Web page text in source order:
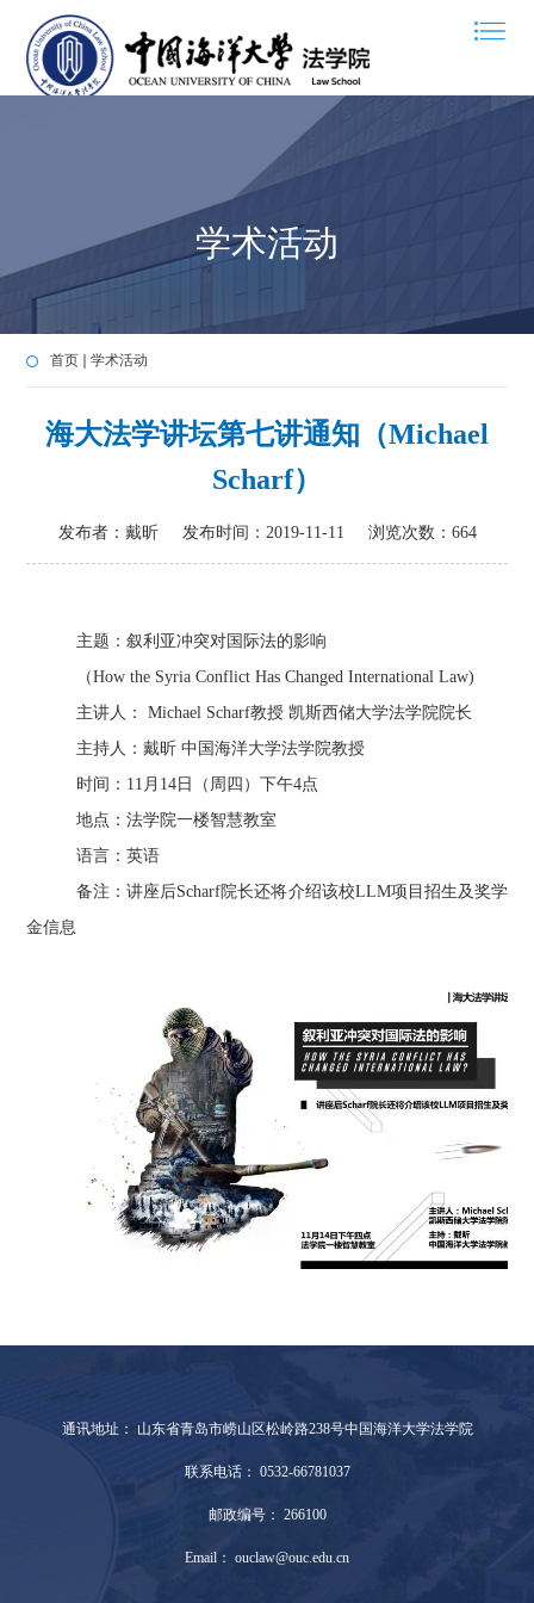
学术活动
首页 学术活动
海大法学讲坛第七讲通知（Michael
Scharf）
发布者：戴昕 发布时间：2019-11-11 浏览次数： 664
主题：叙利亚冲突对国际法的影响
（How the Syria Conflict Has Changed International Law)
主讲人： Michael Scharf教授 凯斯西储大学法学院院长
主持人：戴昕 中国海洋大学法学院教授
时间：11月14日（周四）下午4点
地点：法学院一楼智慧教室
语言：英语
备注：讲座后Scharf院长还将介绍该校LLM项目招生及奖学
金信息
通讯地址： 山东省青岛市崂山区松岭路238号中国海洋大学法学院
联系电话： 0532-66781037
邮政编号： 266100
Email： ouclaw@ouc.edu.cn